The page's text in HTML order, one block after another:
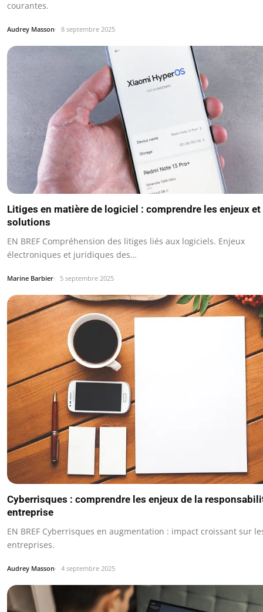
courantes.
Audrey Masson 8 septembre 2025
Litiges en matière de logiciel : comprendre les enjeux et
solutions
EN BREF Compréhension des litiges liés aux logiciels. Enjeux
électroniques et juridiques des…
Marine Barbier 5 septembre 2025
Cyberrisques : comprendre les enjeux de la
entreprise
EN BREF Cyberrisques en augmentation : impact croissant sur
entreprises.
Audrey Masson 4 septembre 2025